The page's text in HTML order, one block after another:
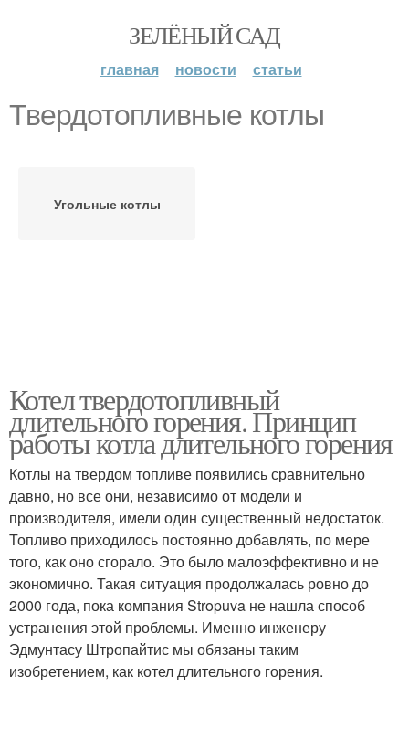
ЗЕЛЁНЫЙ САД
главная новости статьи
Твердотопливные котлы
Угольные котлы
Котел твердотопливный
длительного горения. Принцип
работы котла длительного горения
Котлы на твердом топливе появились сравнительно
давно, но все они, независимо от модели и
производителя, имели один существенный недостаток.
Топливо приходилось постоянно добавлять, по мере
того, как оно сгорало. Это было малоэффективно и не
экономично. Такая ситуация продолжалась ровно до
2000 года, пока компания Stropuva не нашла способ
устранения этой проблемы. Именно инженеру
Эдмунтасу Штропайтис мы обязаны таким
изобретением, как котел длительного горения.